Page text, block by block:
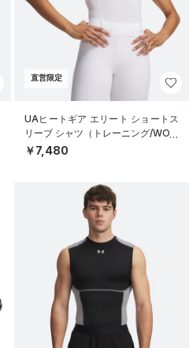
直営限定
UAヒートギア エリート ショートス
リーブ シャツ（トレーニング/WOM
EN）
￥7,480